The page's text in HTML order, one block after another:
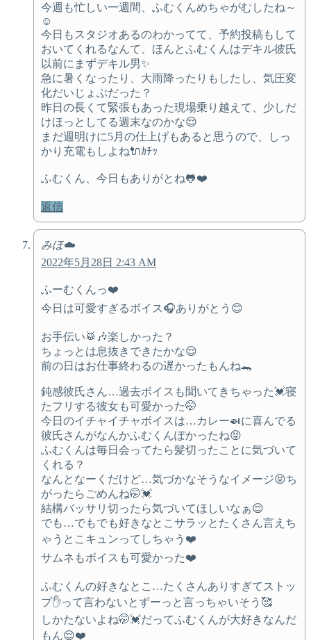
今週も忙しい一週間、ふむくんめちゃがむしたね～
☺️
今日もスタジオあるのわかってて、予約投稿もして
おいてくれるなんて、ほんとふむくんはデキル彼氏
以前にまずデキル男✨
急に暑くなったり、大雨降ったりもしたし、気圧変
化だいじょぶだった？
昨日の長くて緊張もあった現場乗り越えて、少しだ
けほっとしてる週末なのかな😌
まだ週明けに5月の仕上げもあると思うので、しっ
かり充電もしよね🔌ｶﾁｯ
ふむくん、今日もありがとね🐸❤️
返信
みほ☁️
2022年5月28日 2:43 AM
ふーむくんっ❤️
今日は可愛すぎるボイス🎧ありがとう😊
お手伝い🥁🎶楽しかった？
ちょっとは息抜きできたかな😌
前の日はお仕事終わるの遅かったもんね🐊
鈍感彼氏さん…過去ボイスも聞いてきちゃった💓寝
たフリする彼女も可愛かった🤭
今日のイチャイチャボイスは…カレー🍛に喜んでる
彼氏さんがなんかふむくんぽかったね😝
ふむくんは毎日会ってたら髪切ったことに気づいて
くれる？
なんとなーくだけど…気づかなそうなイメージ😝ち
がったらごめんね🤭💓
結構バッサリ切ったら気づいてほしいなぁ😌
でも…でもでも好きなとこサラッとたくさん言えち
ゃうとこキュンってしちゃう❤️
サムネもボイスも可愛かった❤️
ふむくんの好きなとこ…たくさんありすぎてストッ
プ✋って言わないとずーっと言っちゃいそう🥰
しかたないよね🤭💓だってふむくんが大好きなんだ
もん😌❤️